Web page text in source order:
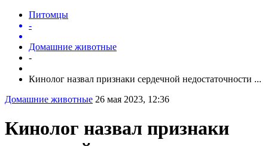
Питомцы
-
Домашние животные
-
Кинолог назвал признаки сердечной недостаточности ...
Домашние животные 26 мая 2023, 12:36
Кинолог назвал признаки